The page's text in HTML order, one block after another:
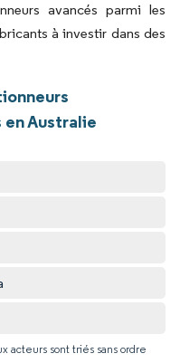
avancés parmi les
à investir dans des
Australie
acteurs sont triés sans ordre